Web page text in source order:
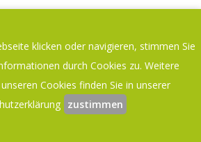
klicken oder navigieren, stimmen Sie
durch Cookies zu. Weitere
Cookies finden Sie in unserer
zustimmen